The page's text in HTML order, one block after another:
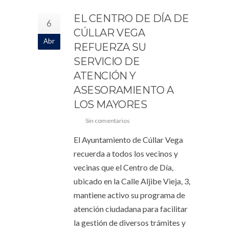
6
Abr
EL CENTRO DE DÍA DE
CÚLLAR VEGA
REFUERZA SU
SERVICIO DE
ATENCIÓN Y
ASESORAMIENTO A
LOS MAYORES
Sin comentarios
El Ayuntamiento de Cúllar Vega
recuerda a todos los vecinos y
vecinas que el Centro de Día,
ubicado en la Calle Aljibe Vieja, 3,
mantiene activo su programa de
atención ciudadana para facilitar
la gestión de diversos trámites y